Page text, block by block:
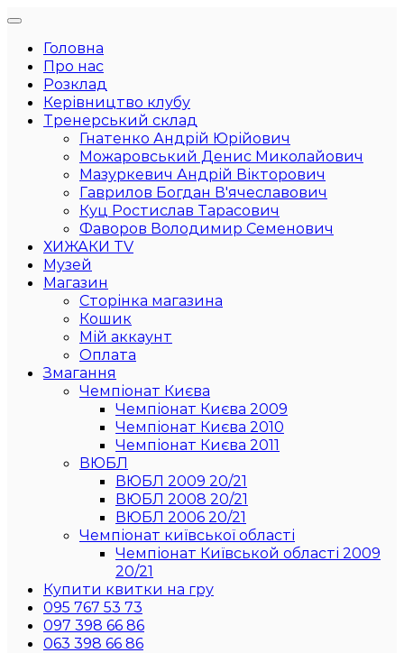
Головна
Про нас
Розклад
Керівництво клубу
Тренерський склад
Гнатенко Андрій Юрійович
Можаровський Денис Миколайович
Мазуркевич Андрій Вікторович
Гаврилов Богдан В'ячеславович
Куц Ростислав Тарасович
Фаворов Володимир Семенович
ХИЖАКИ TV
Музей
Магазин
Сторінка магазина
Кошик
Мій аккаунт
Оплата
Змагання
Чемпіонат Києва
Чемпіонат Києва 2009
Чемпіонат Києва 2010
Чемпіонат Києва 2011
ВЮБЛ
ВЮБЛ 2009 20/21
ВЮБЛ 2008 20/21
ВЮБЛ 2006 20/21
Чемпіонат київської області
Чемпіонат Київськой області 2009
20/21
Купити квитки на гру
095 767 53 73
097 398 66 86
063 398 66 86